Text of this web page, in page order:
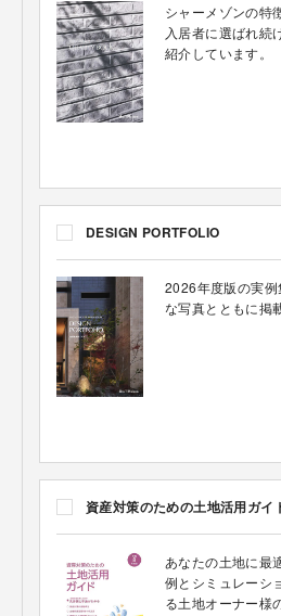
シャーメゾンの特
入居者に選ばれ続
紹介しています。
DESIGN PORTFOLIO
2026年度版の実
な写真とともに掲
資産対策のための土地活用ガイ
あなたの土地に最
例とシミュレーシ
る土地オーナー様